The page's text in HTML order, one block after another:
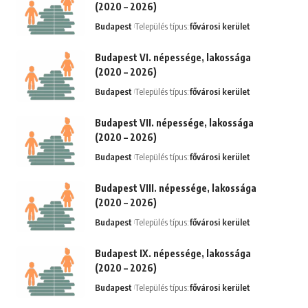
(2020 – 2026)
Budapest Település típus:fővárosi kerület
Budapest VI. népessége, lakossága
(2020 – 2026)
Budapest Település típus:fővárosi kerület
Budapest VII. népessége, lakossága
(2020 – 2026)
Budapest Település típus:fővárosi kerület
Budapest VIII. népessége, lakossága
(2020 – 2026)
Budapest Település típus:fővárosi kerület
Budapest IX. népessége, lakossága
(2020 – 2026)
Budapest Település típus:fővárosi kerület